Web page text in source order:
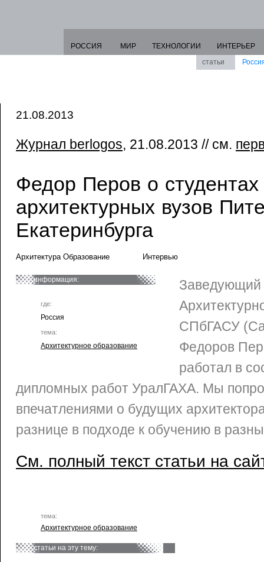
РОССИЯ МИР ТЕХНОЛОГИИ
ИНТЕРЬЕР
статьи
21.08.2013
Журнал berlogos, 21.08.2013 // см.
Федор Перов о студентах
архитектурных вузов
Екатеринбурга
Архитектура Образование Интервью
информация:
где:
Россия
тема:
Архитектурное образование
Заведующий
СПбГАСУ
Федоров
работал в
дипломных работ УралГАХА. Мы
впечатлениями о будущих
разнице в подходе к обучению в
См. полный текст статьи на
тема:
Архитектурное образование
статьи на эту тему: